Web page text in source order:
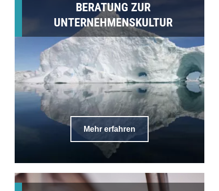
BERATUNG ZUR
UNTERNEHMENSKULTUR
Mehr erfahren